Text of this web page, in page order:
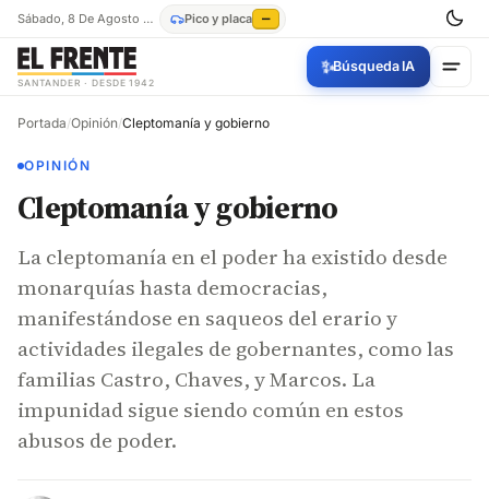
Sábado, 8 De Agosto De 2026 Pico y placa —
SANTANDER · DESDE 1942
✨Búsqueda IA
Portada/Opinión/Cleptomanía y gobierno
OPINIÓN
Cleptomanía y gobierno
La cleptomanía en el poder ha existido desde
monarquías hasta democracias,
manifestándose en saqueos del erario y
actividades ilegales de gobernantes, como las
familias Castro, Chaves, y Marcos. La
impunidad sigue siendo común en estos
abusos de poder.